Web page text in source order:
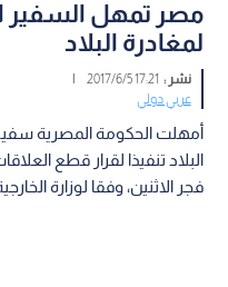
لمغادرة البلاد
نشر : 17:21 2017/6/5
|
عربي دولي
البلاد تنفيذا لقرار قطع
فجر الاثنين، وفقا لوزارة